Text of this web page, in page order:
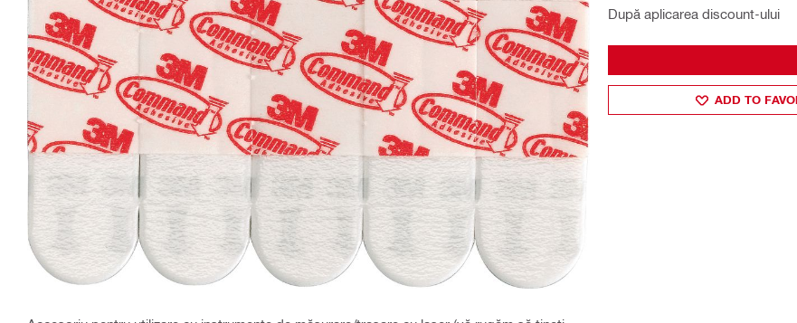
După aplicarea discount-ului
ADD TO